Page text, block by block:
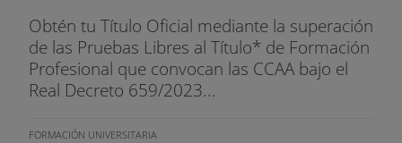
Obtén tu Título Oficial mediante la superación
de las Pruebas Libres al Título* de Formación
Profesional que convocan las CCAA bajo el
Real Decreto 659/2023...
FORMACIÓN UNIVERSITARIA